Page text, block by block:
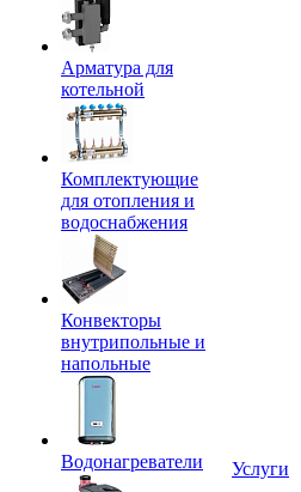
Арматура для
котельной
Комплектующие
для отопления и
водоснабжения
Конвекторы
внутрипольные и
напольные
Водонагреватели
Услуги